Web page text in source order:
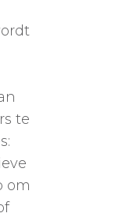
te
om